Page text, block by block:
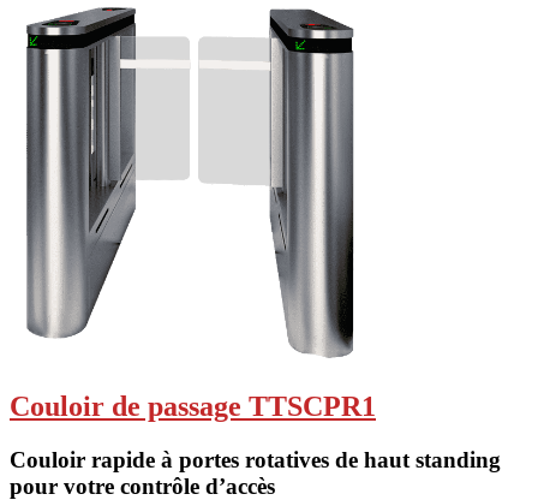
Couloir de passage TTSCPR1
Couloir rapide à portes rotatives de haut standing
pour votre contrôle d’accès